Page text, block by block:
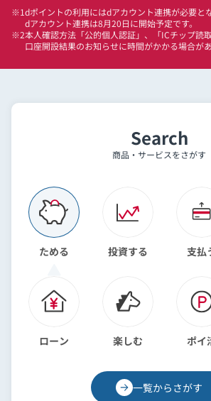
※1dポイントの利用にはdアカウント連携が必要とな
dアカウント連携は8月20日に開始予定です。
※2本人確認方法「公的個人認証」、「ICチップ読
口座開設結果のお知らせに時間がかかる場合があ
Search
商品・サービスをさがす
ためる 投資する 支払
ローン 楽しむ ポイ
一覧からさがす